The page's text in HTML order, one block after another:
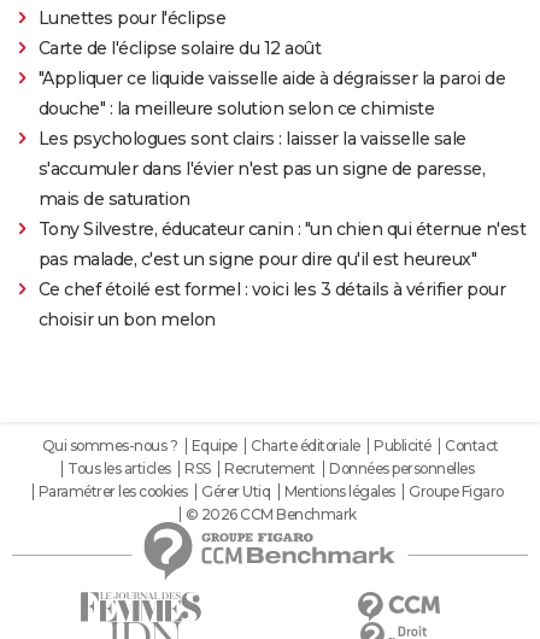
Lunettes pour l'éclipse
Carte de l'éclipse solaire du 12 août
"Appliquer ce liquide vaisselle aide à dégraisser la paroi de
douche" : la meilleure solution selon ce chimiste
Les psychologues sont clairs : laisser la vaisselle sale
s'accumuler dans l'évier n'est pas un signe de paresse,
mais de saturation
Tony Silvestre, éducateur canin : "un chien qui éternue n'est
pas malade, c'est un signe pour dire qu'il est heureux"
Ce chef étoilé est formel : voici les 3 détails à vérifier pour
choisir un bon melon
Qui sommes-nous ? Equipe Charte éditoriale Publicité
Contact
Tous les articles
RSS Recrutement
Données personnelles
Paramétrer les cookies
Gérer Utiq Mentions légales
Groupe Figaro
© 2026 CCM Benchmark